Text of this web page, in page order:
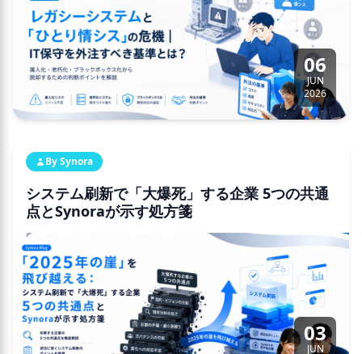
06
JUN
2026
By Synora
システム刷新で「大爆死」する企業 5つの共通
点とSynoraが示す処方箋
03
JUN